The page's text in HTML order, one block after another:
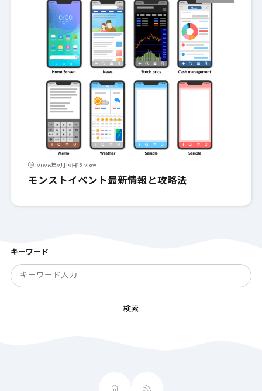
2026年2月19日13 view
モンストイベント最新情報と攻略法
キーワード
検索